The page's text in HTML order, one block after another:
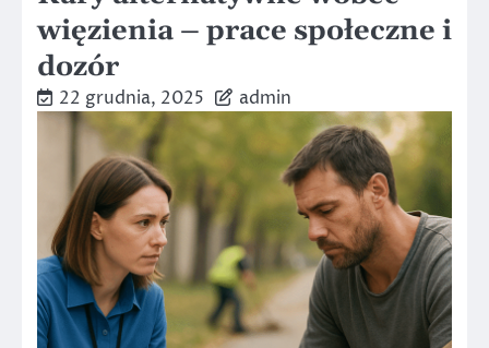
więzienia – prace społeczne i
dozór
22 grudnia, 2025 admin